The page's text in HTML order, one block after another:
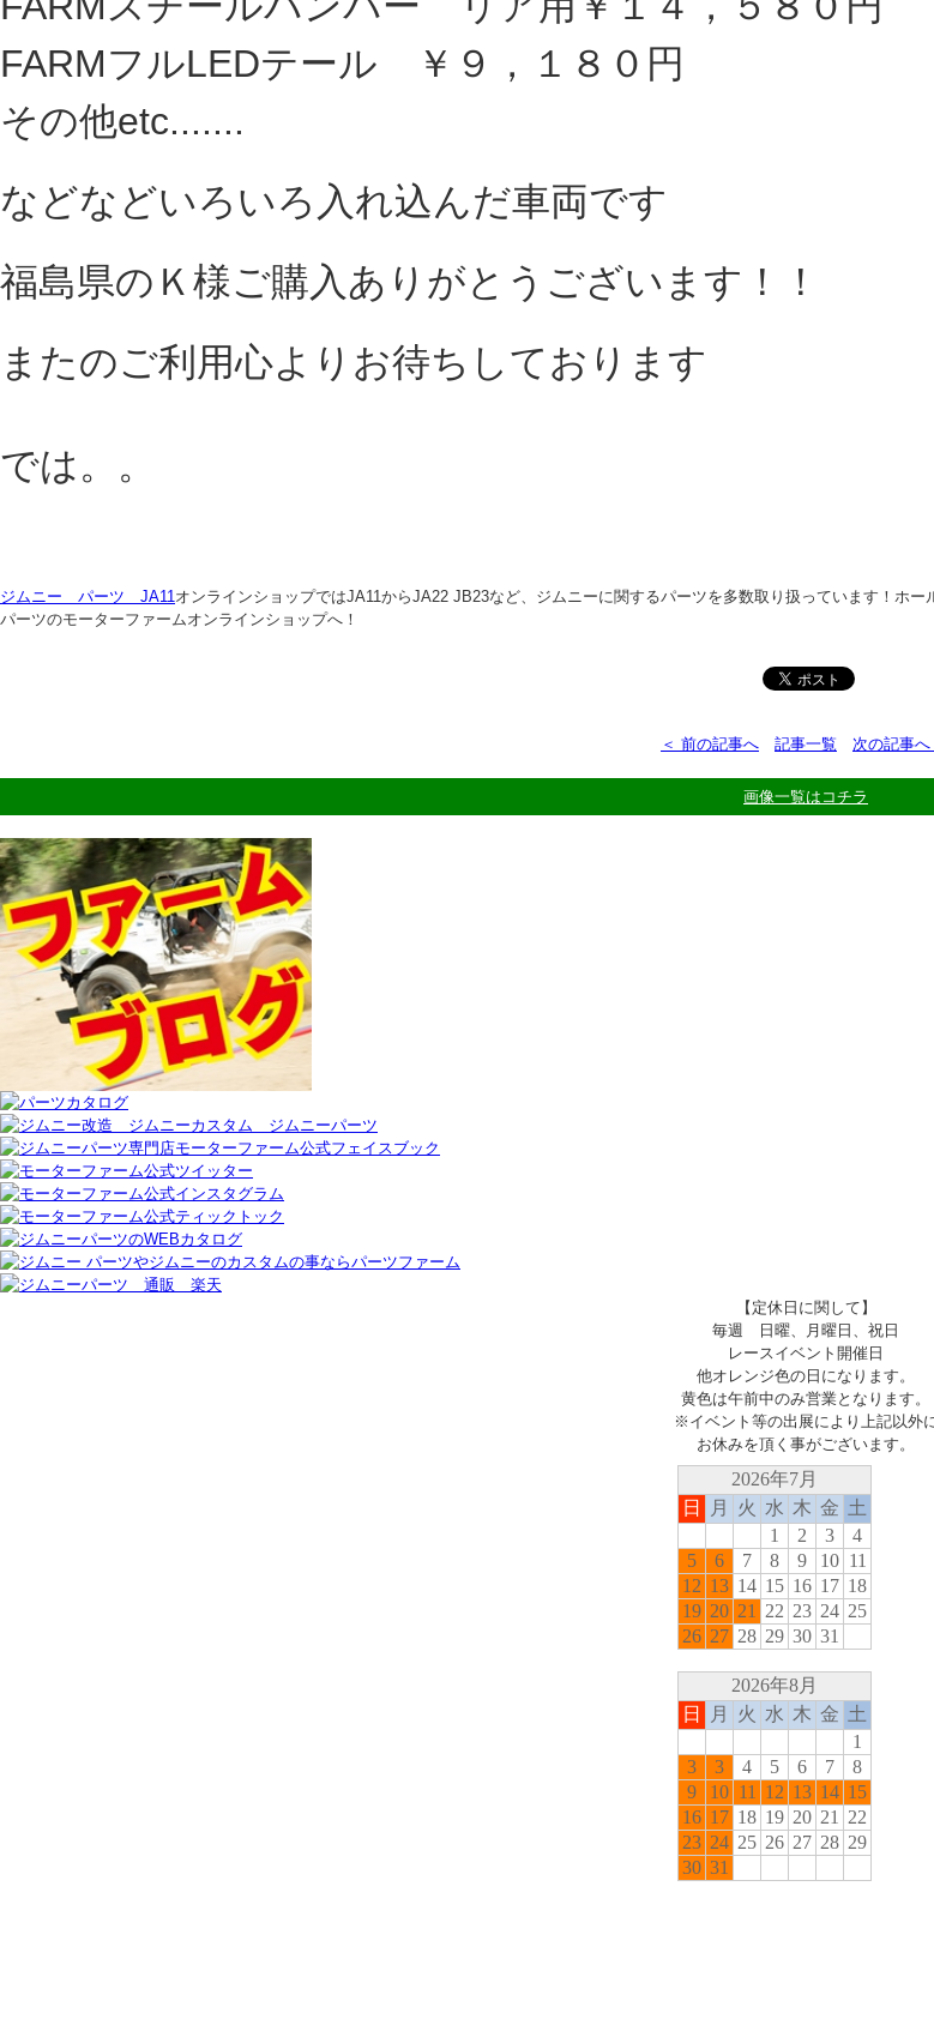
FARMフルLEDテール ￥９，１８０円
その他etc.......
などなどいろいろ入れ込んだ車両です
福島県のＫ様ご購入ありがとうございます！！
またのご利用心よりお待ちしております
では。。
ジムニー パーツ JA11オンラインショップではJA11からJA22 JB23など、ジムニーに関するパーツを多数取り扱っています！ホ
パーツのモーターファームオンラインショップへ！
＜ 前の記事へ 記事一覧 次の記事へ
画像一覧はコチラ
【定休日に関して】
毎週 日曜、月曜日、祝日
レースイベント開催日
他オレンジ色の日になります。
黄色は午前中のみ営業となります。
※イベント等の出展により上記以外
お休みを頂く事がございます。